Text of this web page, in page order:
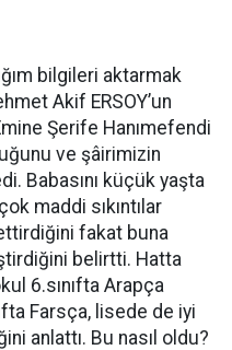
bilgileri aktarmak
Akif ERSOY’un
Şerife Hanımefendi
ve şâirimizin
Babasını küçük yaşta
maddi sıkıntılar
fakat buna
belirtti. Hatta
6.sınıfta Arapça
Farsça, lisede de iyi
anlattı. Bu nasıl oldu?